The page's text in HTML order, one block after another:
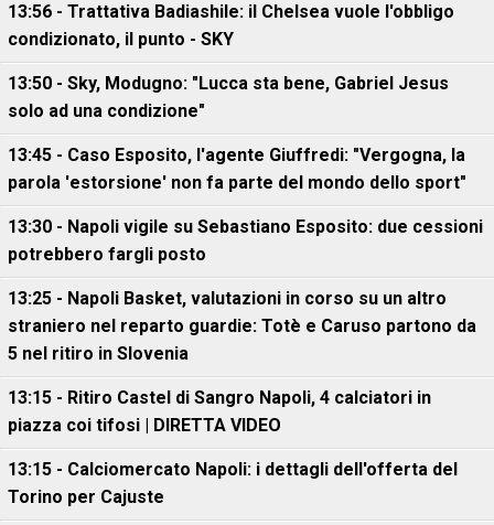
13:56 - Trattativa Badiashile: il Chelsea vuole l'obbligo
condizionato, il punto - SKY
13:50 - Sky, Modugno: "Lucca sta bene, Gabriel Jesus
solo ad una condizione"
13:45 - Caso Esposito, l'agente Giuffredi: "Vergogna, la
parola 'estorsione' non fa parte del mondo dello sport"
13:30 - Napoli vigile su Sebastiano Esposito: due cessioni
potrebbero fargli posto
13:25 - Napoli Basket, valutazioni in corso su un altro
straniero nel reparto guardie: Totè e Caruso partono da
5 nel ritiro in Slovenia
13:15 - Ritiro Castel di Sangro Napoli, 4 calciatori in
piazza coi tifosi | DIRETTA VIDEO
13:15 - Calciomercato Napoli: i dettagli dell'offerta del
Torino per Cajuste